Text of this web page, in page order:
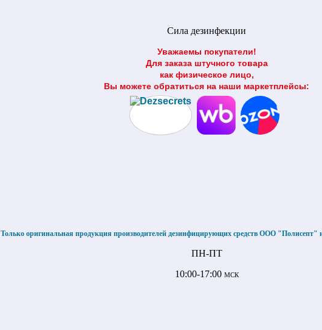
Сила дезинфекции
Уважаемы покупатели!
Для заказа штучного товара
как физическое лицо,
Вы можете обратиться на наши маркетплейсы:
Только оригинальная продукция производителей дезинфицирующих средств ООО
ПН-ПТ
10:00-17:00 МСК